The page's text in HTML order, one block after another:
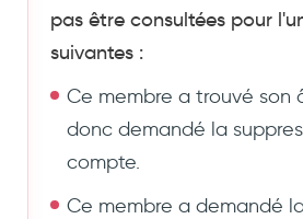
pas être consultées pour
suivantes :
Ce membre a trouvé
donc demandé la
compte.
Ce membre a demandé